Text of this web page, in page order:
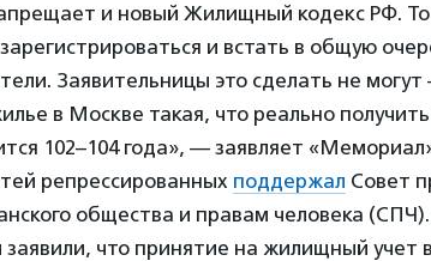
и новый Жилищный кодекс РФ.
и встать в общую
Заявительницы это сделать не
в Москве такая, что реально
102–104 года», — заявляет
репрессированных поддержал Совет
общества и правам человека
что принятие на жилищный учет